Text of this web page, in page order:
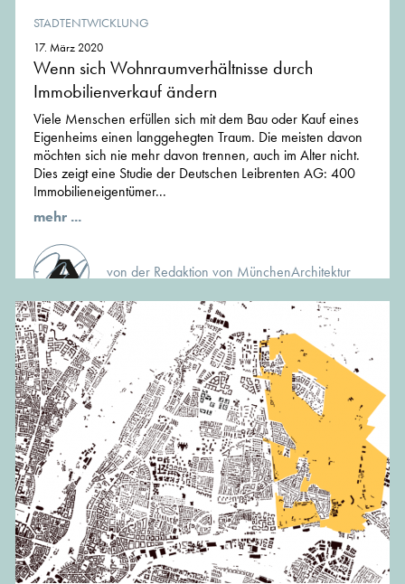
STADTENTWICKLUNG
17. März 2020
Wenn sich Wohnraumverhältnisse durch
Immobilienverkauf ändern
Viele Menschen erfüllen sich mit dem Bau oder Kauf eines
Eigenheims einen langgehegten Traum. Die meisten davon
möchten sich nie mehr davon trennen, auch im Alter nicht.
Dies zeigt eine Studie der Deutschen Leibrenten AG: 400
Immobilieneigentümer...
mehr ...
von der Redaktion von MünchenArchitektur